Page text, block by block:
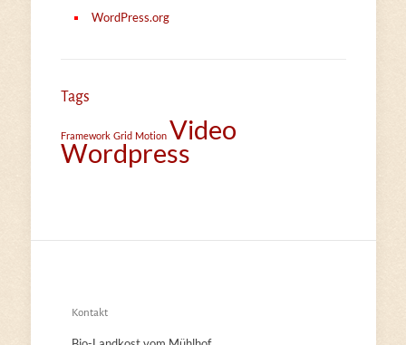
WordPress.org
Tags
Framework Grid Motion Video
Wordpress
Kontakt